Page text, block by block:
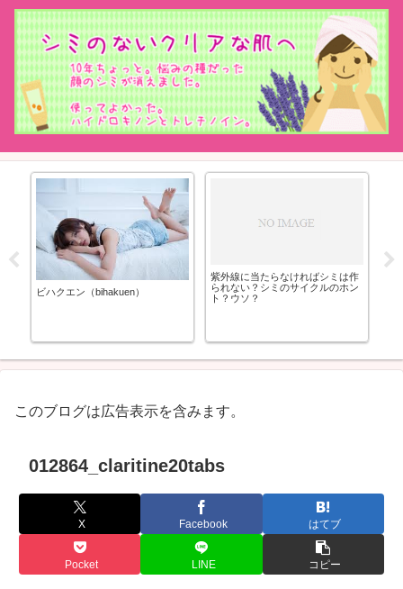
ビハクエン（bihakuen）
紫外線に当たらなければシミは作
られない？シミのサイクルのホン
ト？ウソ？
このブログは広告表示を含みます。
012864_claritine20tabs
X Facebook はてブ
Pocket LINE コピー